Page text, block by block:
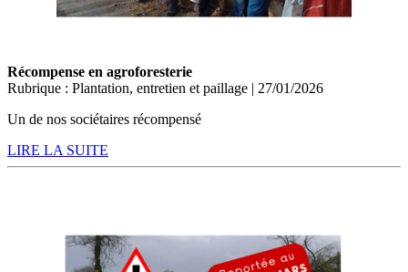
Récompense en agroforesterie
Rubrique : Plantation, entretien et paillage | 27/01/2026
Un de nos sociétaires récompensé
LIRE LA SUITE